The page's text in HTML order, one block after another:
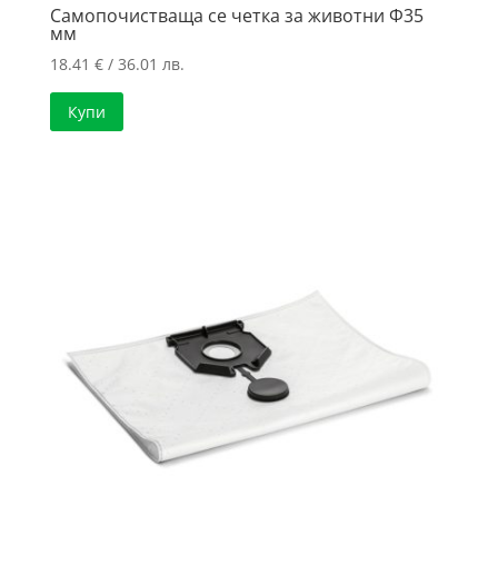
Самопочистваща се четка за животни Ф35
мм
18.41 €/ 36.01 лв.
Купи